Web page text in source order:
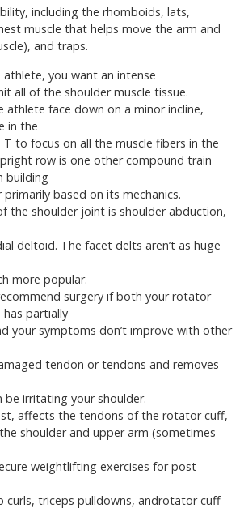
including the rhomboids, lats,
muscle that helps move the arm and
and traps.
you want an intense
all of the shoulder muscle tissue.
athlete face down on a minor incline,
in the
T to focus on all the muscle fibers in the
row is one other compound train
building
based on its mechanics.
the shoulder joint is shoulder abduction,
deltoid. The facet delts aren’t as huge
more popular.
surgery if both your rotator
partially
your symptoms don’t improve with other
tendon or tendons and removes
be irritating your shoulder.
affects the tendons of the rotator cuff,
shoulder and upper arm (sometimes
weightlifting exercises for post-
curls, triceps pulldowns, androtator cuff